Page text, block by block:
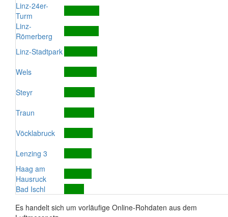
Linz-24er-
Turm
Linz-
Römerberg
Linz-Stadtpark
Wels
Steyr
Traun
Vöcklabruck
Lenzing 3
Haag am
Hausruck
Bad Ischl
Es handelt sich um vorläufige Online-Rohdaten aus dem